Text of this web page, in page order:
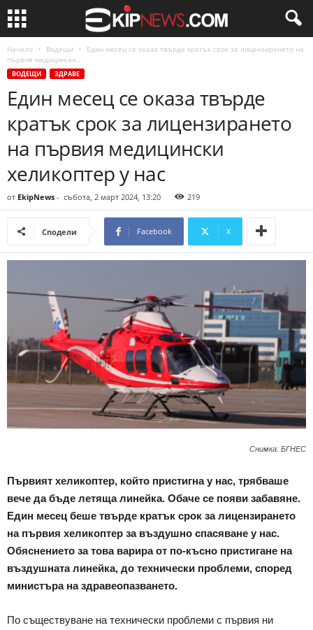
Начало Водещи
Един месец се оказа твърде кратък срок за лицензирането на
първия медицински...
ВОДЕЩИ ЗДРАВЕ
Един месец се оказа твърде
кратък срок за лицензирането
на първия медицински
хеликоптер у нас
от EkipNews - събота, 2 март 2024, 13:20 219
Сподели Facebook X
Снимка: БГНЕС
Първият хеликоптер, който пристигна у нас, трябваше
вече да бъде летяща линейка. Обаче се появи забавяне.
Един месец беше твърде кратък срок за лицензирането
на първия хеликоптер за въздушно спасяване у нас.
Обяснението за това варира от по-късно пристигане на
въздушната линейка, до технически проблеми, според
министъра на здравеопазването.
По съществуване на технически проблеми с първия ни